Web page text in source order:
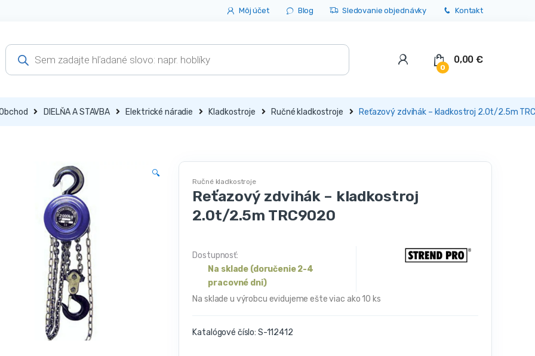
Môj účet Blog Sledovanie objednávky Kontakt
Products
search
0
0,00€
DIELŇA A STAVBA Elektrické náradie Kladkostroje Ručné kladkostroje Reťazový zdvihák – kladkostroj 2.0t/2.5m
🔍
Ručné kladkostroje
Reťazový zdvihák – kladkostroj
2.0t/2.5m TRC9020
Dostupnosť:
Na sklade (doručenie 2-4
pracovné dni)
Na sklade u výrobcu evidujeme ešte viac ako 10 ks
Katalógové číslo: S-112412